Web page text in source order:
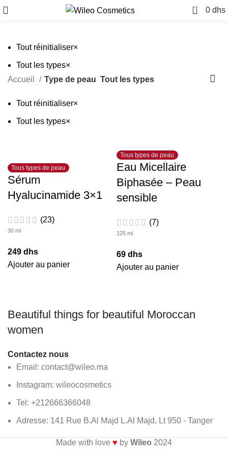
0 0 dhs
Tout réinitialiser×
Tout les types×
Accueil
Type de peau Tout les types
Tout réinitialiser×
Tout les types×
Tous types de peau
Sérum
Hyalucinamide 3×1
(23)
30 ml
249 dhs
Ajouter au panier
Tous types de peau
Eau Micellaire
Biphasée – Peau
sensible
(7)
125 ml
69 dhs
Ajouter au panier
Beautiful things for beautiful Moroccan
women
Contactez nous
Email: contact@wileo.ma
Instagram: wileocosmetics
Tel: +212666366048
Adresse: 141 Rue B.Al Majd L.Al Majd, Lt 950 - Tanger
Made with love ♥ by Wileo 2024